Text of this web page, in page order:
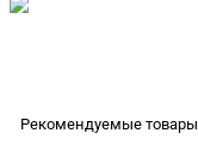
Рекомендуемые товары